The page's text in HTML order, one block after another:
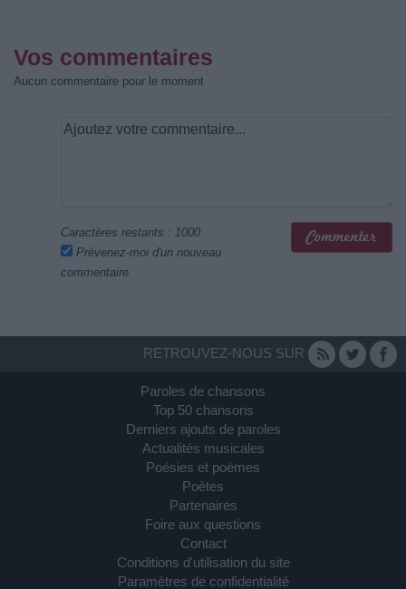
Vos commentaires
Aucun commentaire pour le moment
Caractères restants : 1000
Prévenez-moi d'un nouveau
commentaire
RETROUVEZ-NOUS SUR
Paroles de chansons
Top 50 chansons
Derniers ajouts de paroles
Actualités musicales
Poésies et poèmes
Poètes
Partenaires
Foire aux questions
Contact
Conditions d'utilisation du site
Paramètres de confidentialité